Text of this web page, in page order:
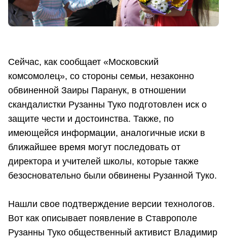
Сейчас, как сообщает «Московский
комсомолец», со стороны семьи, незаконно
обвиненной Заиры Паранук, в отношении
скандалистки Рузанны Туко подготовлен иск о
защите чести и достоинства. Также, по
имеющейся информации, аналогичные иски в
ближайшее время могут последовать от
директора и учителей школы, которые также
безосновательно были обвинены Рузанной Туко.
Нашли свое подтверждение версии технологов.
Вот как описывает появление в Ставрополе
Рузанны Туко общественный активист Владимир